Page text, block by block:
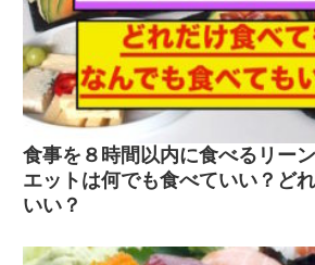
食事を８時間以内に食べるリー
エットは何でも食べていい？ど
いい？